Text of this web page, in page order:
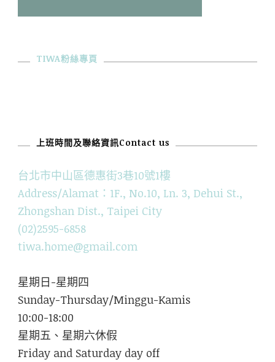
TIWA粉絲專頁
上班時間及聯絡資訊Contact us
台北市中山區德惠街3巷10號1樓
Address/Alamat：1F., No.10, Ln. 3, Dehui St.,
Zhongshan Dist., Taipei City
(02)2595-6858
tiwa.home@gmail.com
星期日-星期四
Sunday-Thursday/Minggu-Kamis
10:00-18:00
星期五、星期六休假
Friday and Saturday day off